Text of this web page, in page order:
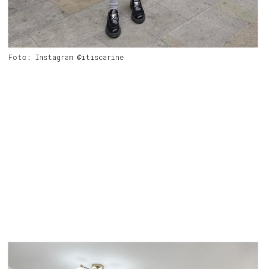
Foto: Instagram @itiscarine